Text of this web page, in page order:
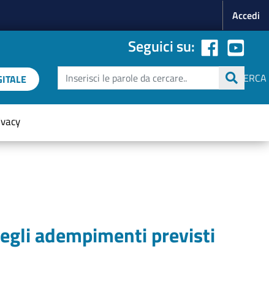
Accedi
Seguici su:
Cerca
CERCA
adempimenti previsti